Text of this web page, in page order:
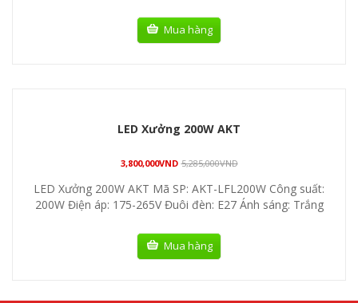
Mua hàng
LED Xưởng 200W AKT
3,800,000VND 5,285,000VND
LED Xưởng 200W AKT Mã SP: AKT-LFL200W Công suất:
200W Điện áp: 175-265V Đuôi đèn: E27 Ánh sáng: Trắng
Mua hàng